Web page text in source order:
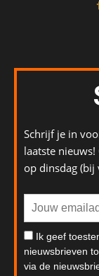
Schrijf je in
laatste
op dinsdag (bij
Ik geef
nieuwsbrieven
via de